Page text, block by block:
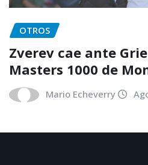
OTROS
Zverev cae ante
Masters 1000 de
Mario Echeverry